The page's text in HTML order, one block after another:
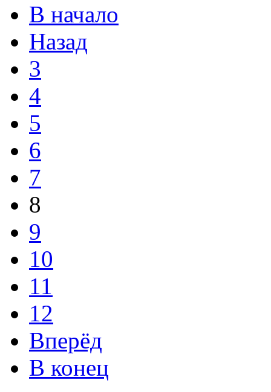
В начало
Назад
3
4
5
6
7
8
9
10
11
12
Вперёд
В конец